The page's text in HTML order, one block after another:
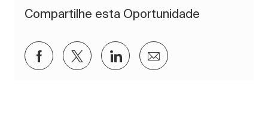
Compartilhe esta Oportunidade
Compartilhar via Facebook
Compartilhar via twitter
Compartilhar via LinkedIn
Compartilhar por